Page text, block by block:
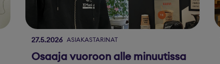
27.5.2026 ASIAKASTARINAT
Osaaja vuoroon alle minuutissa